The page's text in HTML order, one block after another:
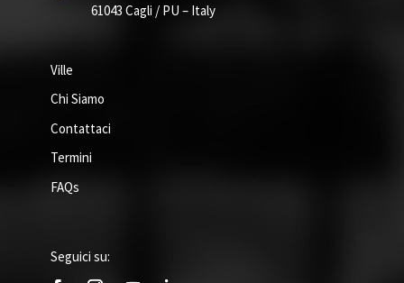
61043 Cagli / PU – Italy
Ville
Chi Siamo
Contattaci
Termini
FAQs
Seguici su: